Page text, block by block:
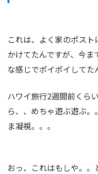
これは、よく家のポス
かけてたんですが、今
な感じでポイポイしてた
ハワイ旅行2週間前くら
ら、、めちゃ遊ぶ遊ぶ
ま凝視。。。
おっ、これはもしや。。